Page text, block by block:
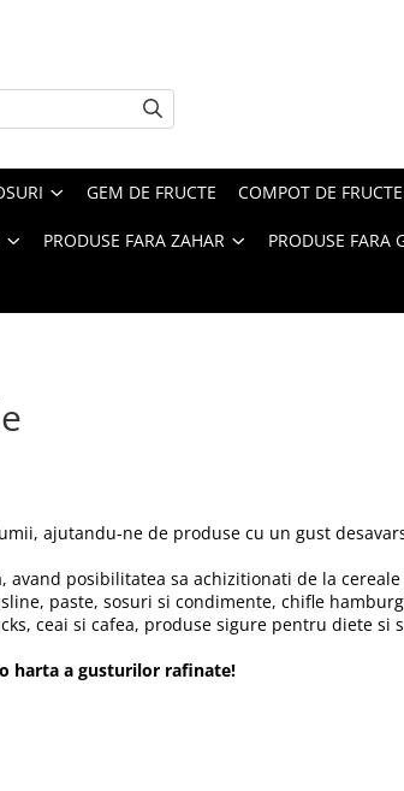
GEM DE FRUCTE COMPOT DE FRUCTE
PRODUSE FARA ZAHAR PRODUSE FARA
ajutandu-ne de produse cu un gust
avand posibilitatea sa achizitionati de la
paste, sosuri si condimente, chifle
ceai si cafea, produse sigure pentru diete si
harta a gusturilor rafinate!